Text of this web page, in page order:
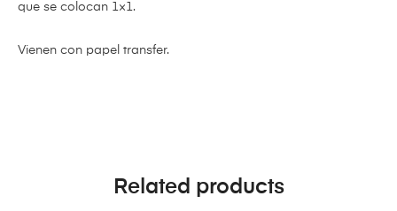
que se colocan 1×1.
Vienen con papel transfer.
Related products